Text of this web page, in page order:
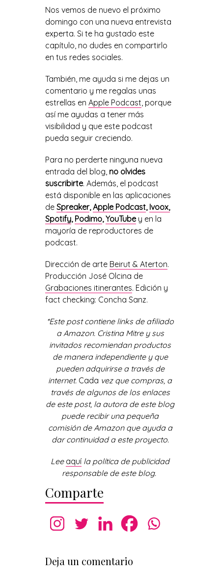
Nos vemos de nuevo el próximo
domingo con una nueva entrevista
experta. Si te ha gustado este
capítulo, no dudes en compartirlo
en tus redes sociales.
También, me ayuda si me dejas un
comentario y me regalas unas
estrellas en Apple Podcast , porque
así me ayudas a tener más
visibilidad y que este podcast
pueda seguir creciendo.
Para no perderte ninguna nueva
entrada del blog, no olvides
suscribirte. Además, el podcast
está disponible en las aplicaciones
de Spreaker, Apple Podcast, Ivoox,
Spotify, Podimo, YouTubey en la
mayoría de reproductores de
podcast.
Dirección de arte Beirut & Aterton.
Producción José Olcina de
Grabaciones itinerantes. Edición y
fact checking: Concha Sanz.
*Este post contiene links de afiliado
a Amazon. Cristina Mitre y sus
invitados recomiendan productos
de manera independiente y que
pueden adquirirse a través de
internet. Cada vez que compras, a
través de algunos de los enlaces
de este post, la autora de este blog
puede recibir una pequeña
comisión de Amazon que ayuda a
dar continuidad a este proyecto.
Lee aquí la política de publicidad
responsable de este blog.
Comparte
Deja un comentario